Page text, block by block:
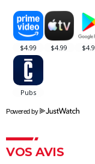
son mari ? Ce
Les Evadés :
streaming, avis...
Voyage au bout
Benedetta : le
inspiré d'une
presque
Borgo : intrigue,
Powered by
VOS AVIS